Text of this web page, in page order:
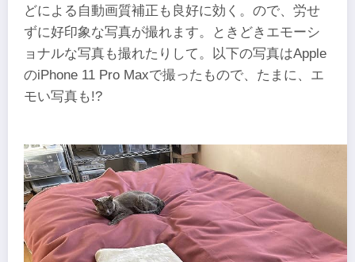
どによる自動画質補正も良好に効く。ので、労せ
ずに好印象な写真が撮れます。ときどきエモーシ
ョナルな写真も撮れたりして。以下の写真はApple
のiPhone 11 Pro Maxで撮ったもので、たまに、エ
モい写真も!?